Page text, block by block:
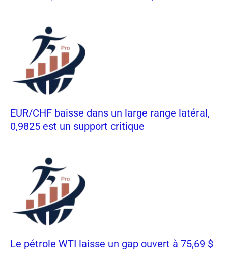
EUR/CHF baisse dans un large range latéral,
0,9825 est un support critique
Le pétrole WTI laisse un gap ouvert à 75,69 $